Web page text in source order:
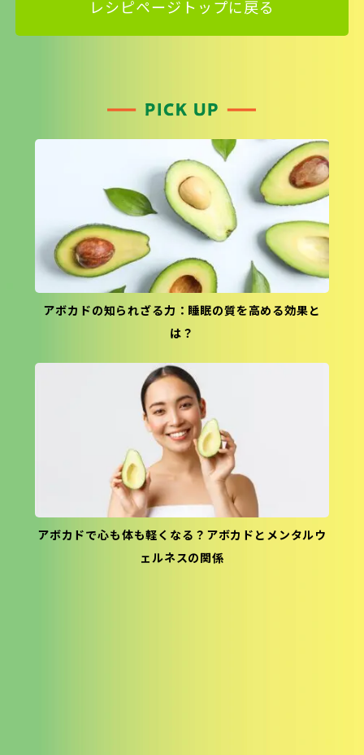
レシピページトップに戻る
アボカドの知られざる力：睡眠の質を高める効果と
は？
アボカドで心も体も軽くなる？アボカドとメンタルウ
ェルネスの関係